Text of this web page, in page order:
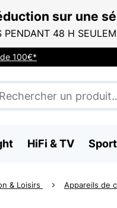
sur une
PENDANT 48 H
100€*
HiFi & TV
& Loisirs Appareils de